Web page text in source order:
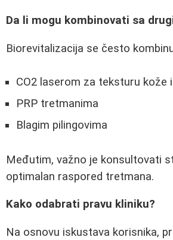
Da li mogu kombinovati sa
Biorevitalizacija se često
CO2 laserom za teksturu kože
PRP tretmanima
Blagim pilingovima
Međutim, važno je konsultovati
optimalan raspored tretmana.
Kako odabrati pravu kliniku?
Na osnovu iskustava korisnika,